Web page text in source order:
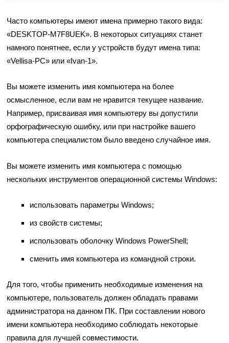
Часто компьютеры имеют имена примерно такого вида:
«DESKTOP-M7F8UEK». В некоторых ситуациях станет
намного понятнее, если у устройств будут имена типа:
«Vellisa-PC» или «Ivan-1».
Вы можете изменить имя компьютера на более
осмысленное, если вам не нравится текущее название.
Например, присваивая имя компьютеру вы допустили
орфографическую ошибку, или при настройке вашего
компьютера специалистом было введено случайное имя.
Вы можете изменить имя компьютера с помощью
нескольких инструментов операционной системы Windows:
использовать параметры Windows;
из свойств системы;
использовать оболочку Windows PowerShell;
сменить имя компьютера из командной строки.
Для того, чтобы применить необходимые изменения на
компьютере, пользователь должен обладать правами
администратора на данном ПК. При составлении нового
имени компьютера необходимо соблюдать некоторые
правила для лучшей совместимости.